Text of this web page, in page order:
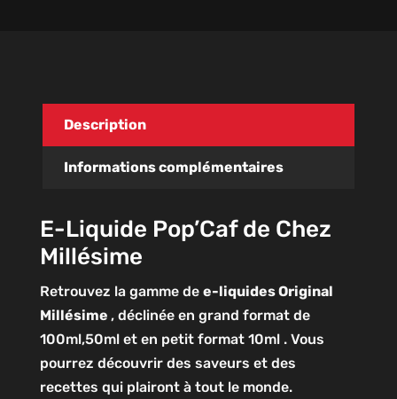
Description
Informations complémentaires
E-Liquide Pop’Caf de Chez
Millésime
Retrouvez la gamme de e-liquides Original
Millésime , déclinée en grand format de
100ml,50ml et en petit format 10ml . Vous
pourrez découvrir des saveurs et des
recettes qui plairont à tout le monde.